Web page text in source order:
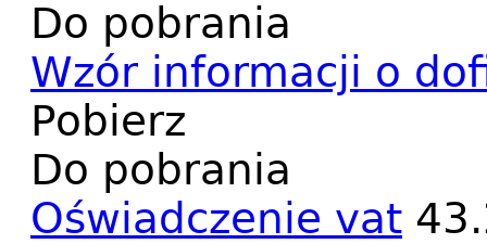
Do pobrania
Wzór informacji o
Pobierz
Do pobrania
Oświadczenie vat